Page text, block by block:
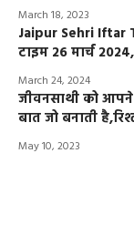
March 18, 2023
Jaipur Sehri Iftar
टाइम 26 मार्च
March 24, 2024
जीवनसाथी को आपने
बात जो बनाती
May 10, 2023